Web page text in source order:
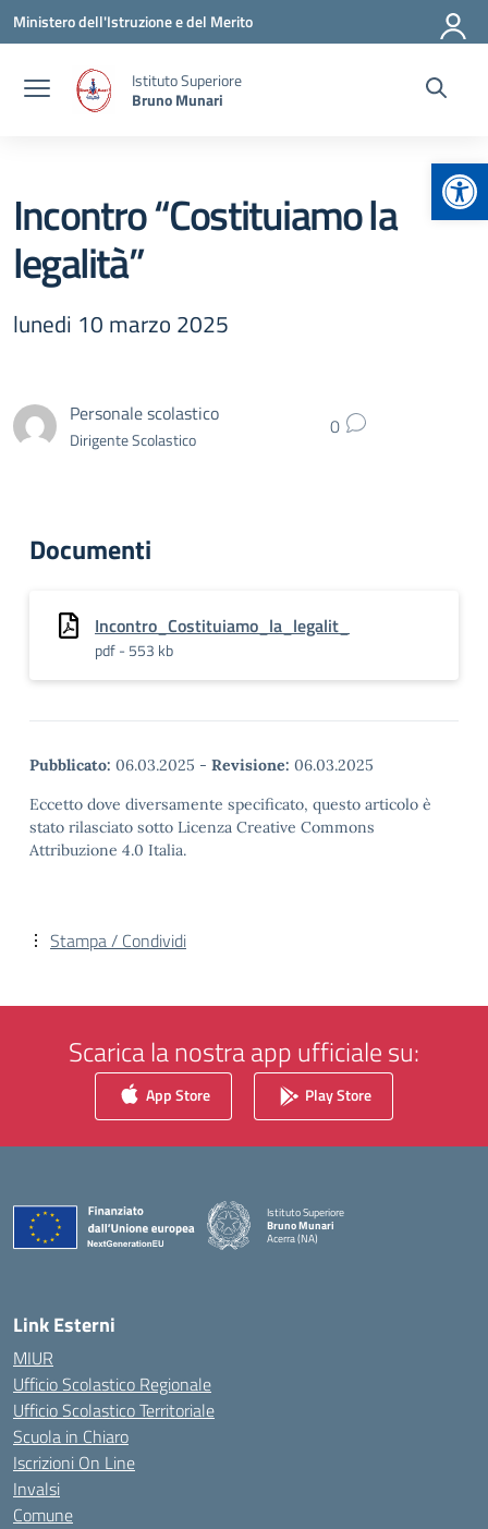
Vai ai contenuti
Vai al menu di navigazione
Vai al footer
Ministero dell'Istruzione e del Merito
Istituto Superiore
Bruno Munari
Incontro “Costituiamo la
legalità”
lunedi 10 marzo 2025
Personale scolastico
Dirigente Scolastico 0
Documenti
Incontro_Costituiamo_la_legalit_
pdf - 553 kb
Pubblicato: 06.03.2025 - Revisione: 06.03.2025
Eccetto dove diversamente specificato, questo articolo è
stato rilasciato sotto Licenza Creative Commons
Attribuzione 4.0 Italia.
Stampa / Condividi
Scarica la nostra app ufficiale su:
App Store Play Store
Istituto Superiore
Bruno Munari
Acerra (NA)
Link Esterni
MIUR
Ufficio Scolastico Regionale
Ufficio Scolastico Territoriale
Scuola in Chiaro
Iscrizioni On Line
Invalsi
Comune